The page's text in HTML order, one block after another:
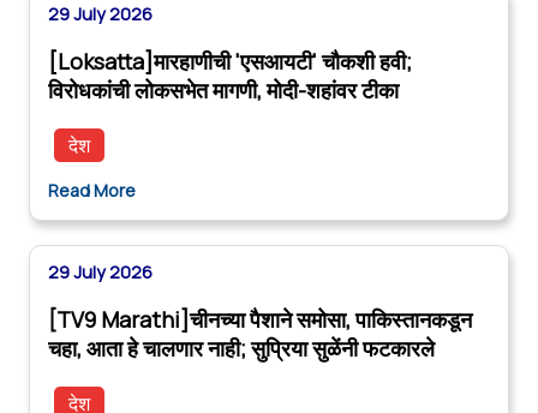
29 July 2026
[Loksatta]मारहाणीची 'एसआयटी' चौकशी हवी;
विरोधकांची लोकसभेत मागणी, मोदी-शहांवर टीका
देश
Read More
29 July 2026
[TV9 Marathi]चीनच्या पैशाने समोसा, पाकिस्तानकडून
चहा, आता हे चालणार नाही; सुप्रिया सुळेंनी फटकारले
देश